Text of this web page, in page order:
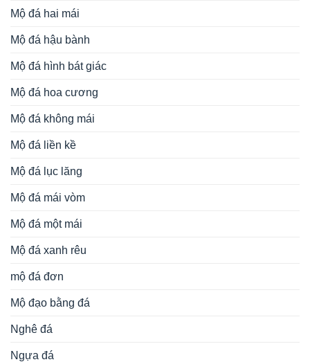
Mộ đá hai mái
Mộ đá hậu bành
Mộ đá hình bát giác
Mộ đá hoa cương
Mộ đá không mái
Mộ đá liền kề
Mộ đá lục lăng
Mộ đá mái vòm
Mộ đá một mái
Mộ đá xanh rêu
mộ đá đơn
Mộ đạo bằng đá
Nghê đá
Ngựa đá